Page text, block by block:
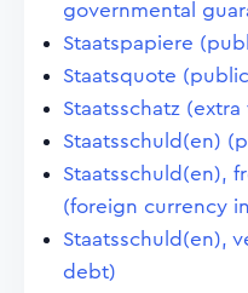
governmental
Staatspapiere
Staatsquote
Staatsschatz
Staatsschuld(en)
Staatsschuld(en),
(foreign currency
Staatsschuld(en),
debt)